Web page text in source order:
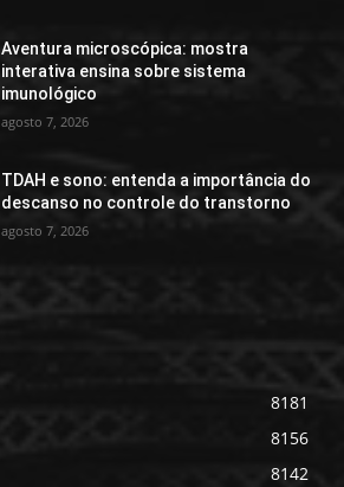
Aventura microscópica: mostra
interativa ensina sobre sistema
imunológico
agosto 7, 2026
TDAH e sono: entenda a importância do
descanso no controle do transtorno
agosto 7, 2026
8181
8156
8142